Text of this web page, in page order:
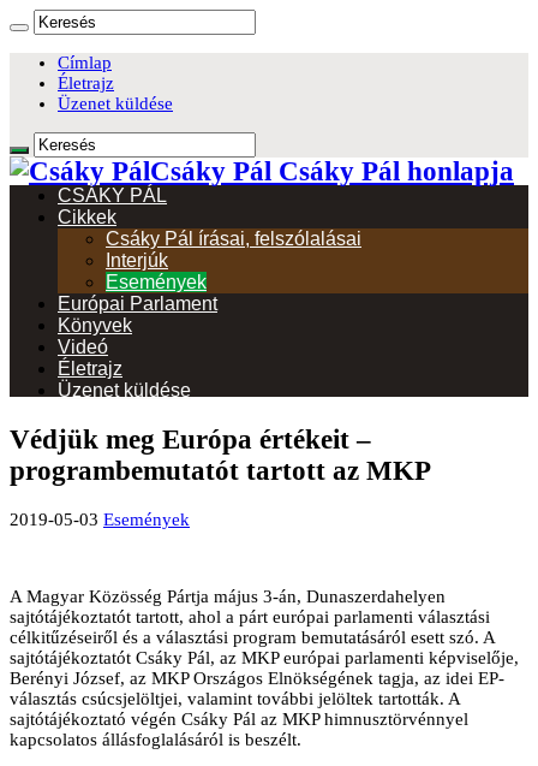
Címlap
Életrajz
Üzenet küldése
Csáky Pál Csáky Pál honlapja
CSÁKY PÁL
Cikkek
Csáky Pál írásai, felszólalásai
Interjúk
Események
Európai Parlament
Könyvek
Videó
Életrajz
Üzenet küldése
Védjük meg Európa értékeit –
programbemutatót tartott az MKP
2019-05-03 Események
A Magyar Közösség Pártja május 3-án, Dunaszerdahelyen
sajtótájékoztatót tartott, ahol a párt európai parlamenti választási
célkitűzéseiről és a választási program bemutatásáról esett szó. A
sajtótájékoztatót Csáky Pál, az MKP európai parlamenti képviselője,
Berényi József, az MKP Országos Elnökségének tagja, az idei EP-
választás csúcsjelöltjei, valamint további jelöltek tartották. A
sajtótájékoztató végén Csáky Pál az MKP himnusztörvénnyel
kapcsolatos állásfoglalásáról is beszélt.